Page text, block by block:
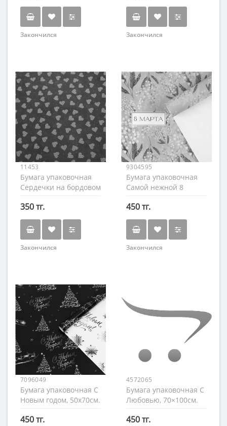
Закончился Закончился
11453
Бумага упаковочная
Сердечки на бордовом
350 тг.
Закончился
9304595
Бумага упаковочная
Самой нежной 8
450 тг.
Закончился
7096049
Бумага упаковочная С
Новым годом, 50х70см.
450 тг.
4572065
Бумага упаковочная С
Любовью, 70×100см.
450 тг.